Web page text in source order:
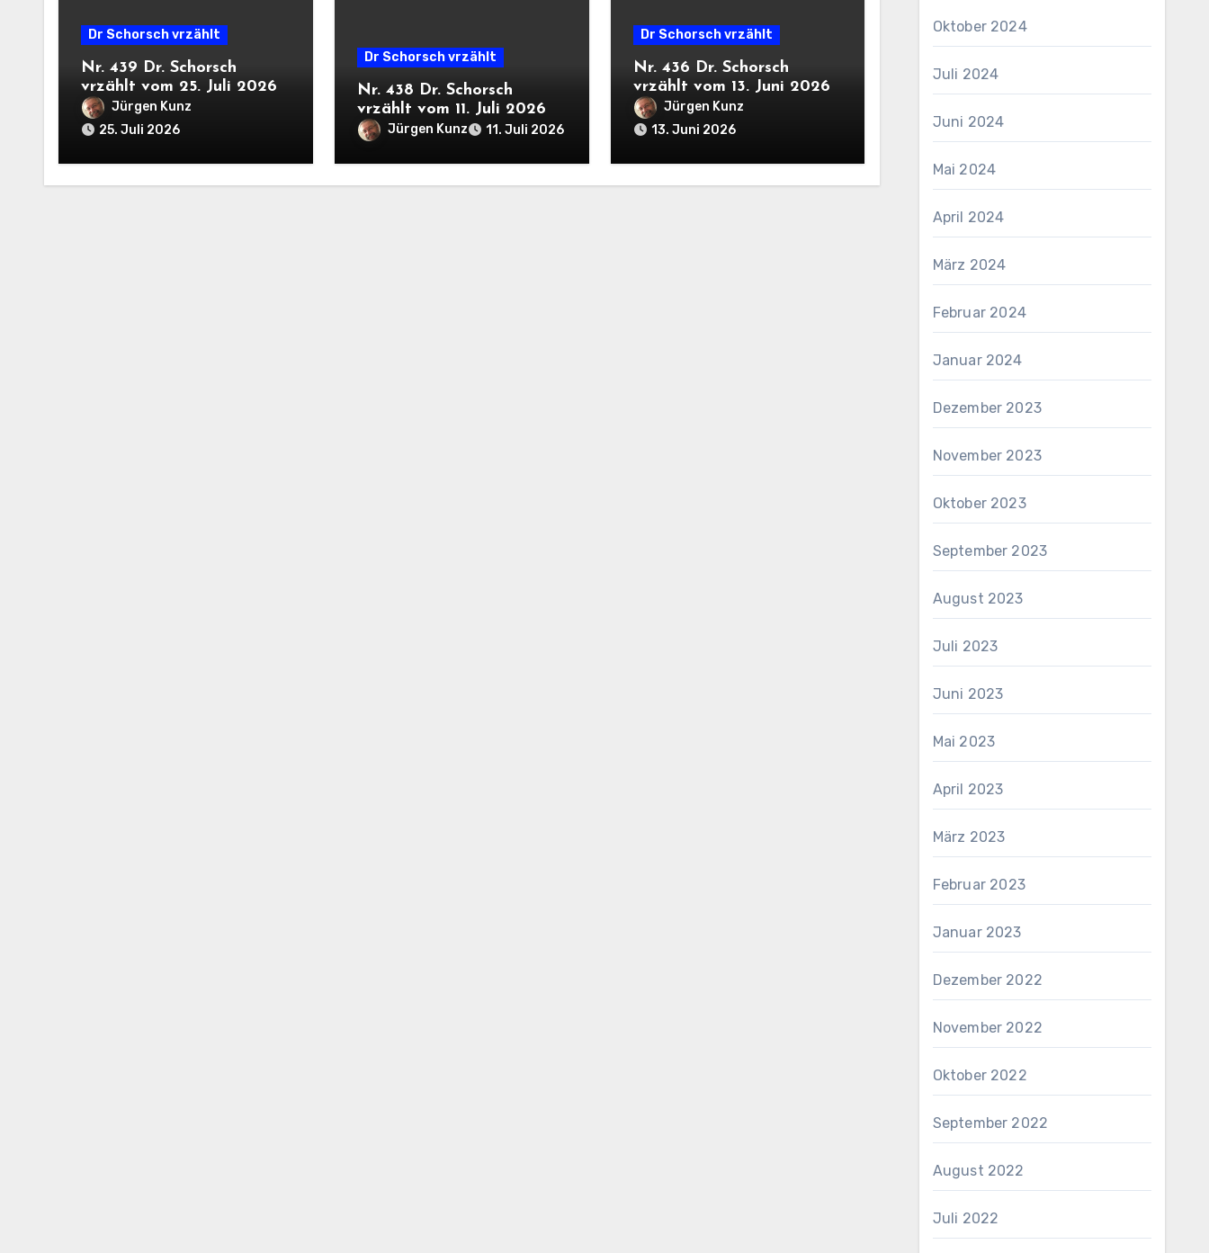
Dr Schorsch vrzählt
Nr. 439 Dr. Schorsch
vrzählt vom 25. Juli 2026
Jürgen Kunz
25. Juli 2026
Dr Schorsch vrzählt
Nr. 438 Dr. Schorsch
vrzählt vom 11. Juli 2026
Jürgen Kunz 11. Juli 2026
Dr Schorsch vrzählt
Nr. 436 Dr. Schorsch
vrzählt vom 13. Juni 2026
Jürgen Kunz
13. Juni 2026
Oktober 2024
Juli 2024
Juni 2024
Mai 2024
April 2024
März 2024
Februar 2024
Januar 2024
Dezember 2023
November 2023
Oktober 2023
September 2023
August 2023
Juli 2023
Juni 2023
Mai 2023
April 2023
März 2023
Februar 2023
Januar 2023
Dezember 2022
November 2022
Oktober 2022
September 2022
August 2022
Juli 2022